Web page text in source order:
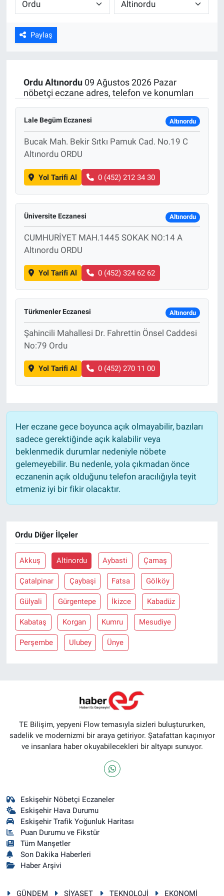
Paylaş
Ordu Altınordu09 Ağustos 2026 Pazar
nöbetçi eczane adres, telefon ve konumları
Lale Begüm Eczanesi Altınordu
Bucak Mah. Bekir Sıtkı Pamuk Cad. No.19 C
Altınordu ORDU
Yol Tarifi Al 0 (452) 212 34 30
Üniversite Eczanesi Altınordu
CUMHURİYET MAH.1445 SOKAK NO:14 A
Altınordu ORDU
Yol Tarifi Al 0 (452) 324 62 62
Türkmenler Eczanesi Altınordu
Şahincili Mahallesi Dr. Fahrettin Önsel Caddesi
No:79 Ordu
Yol Tarifi Al 0 (452) 270 11 00
Her eczane gece boyunca açık olmayabilir, bazıları
sadece gerektiğinde açık kalabilir veya
beklenmedik durumlar nedeniyle nöbete
gelemeyebilir. Bu nedenle, yola çıkmadan önce
eczanenin açık olduğunu telefon aracılığıyla teyit
etmeniz iyi bir fikir olacaktır.
Ordu Diğer İlçeler
Akkuş Altinordu Aybasti Çamaş
Çatalpinar Çaybaşi Fatsa Gölköy
Gülyali Gürgentepe İkizce Kabadüz
Kabataş Korgan Kumru Mesudiye
Perşembe Ulubey Ünye
TE Bilişim, yepyeni Flow temasıyla sizleri buluştururken,
sadelik ve modernizmi bir araya getiriyor. Şatafattan kaçınıyor
ve insanlara haber okuyabilecekleri bir altyapı sunuyor.
Eskişehir Nöbetçi Eczaneler
Eskişehir Hava Durumu
Eskişehir Trafik Yoğunluk Haritası
Puan Durumu ve Fikstür
Tüm Manşetler
Son Dakika Haberleri
Haber Arşivi
GÜNDEM SİYASET TEKNOLOJİ EKONOMİ